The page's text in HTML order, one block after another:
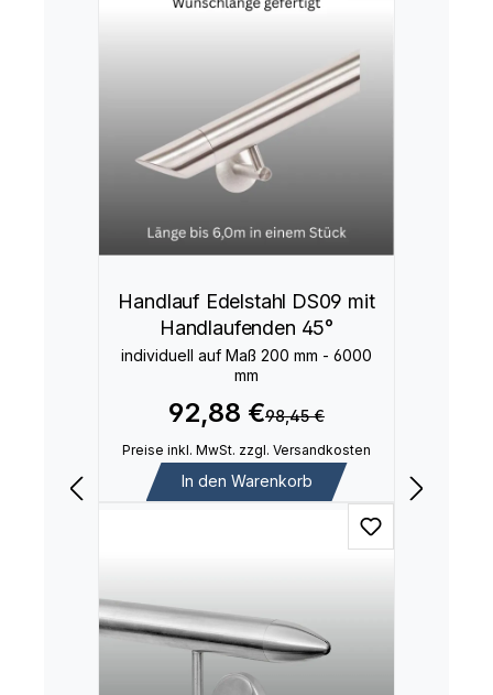
Handlauf Edelstahl DS09 mit
Handlaufenden 45°
individuell auf Maß 200 mm - 6000
mm
92,88 €98,45 €
Preise inkl. MwSt. zzgl. Versandkosten
In den Warenkorb